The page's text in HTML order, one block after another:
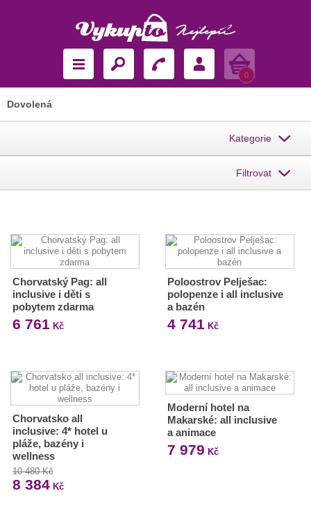
Košík
0
Dovolená
Kategorie
Filtrovat
Chorvatský Pag: all
inclusive i děti s
pobytem zdarma
6 761 Kč
Poloostrov Pelješac:
polopenze i all inclusive
a bazén
4 741 Kč
Chorvatsko all
inclusive: 4* hotel u
pláže, bazény i
wellness
10 480 Kč
8 384 Kč
Moderní hotel na
Makarské: all inclusive
a animace
7 979 Kč